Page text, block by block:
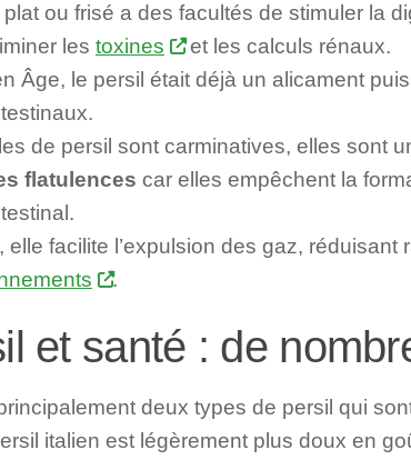
ou frisé a des facultés de stimuler la
les toxines
et les calculs rénaux.
Âge, le persil était déjà un alicament
de persil sont carminatives, elles sont
flatulences car elles empêchent la
elle facilite l’expulsion des gaz, réduisant
.
et santé : de
deux types de persil qui
italien est légèrement plus doux en